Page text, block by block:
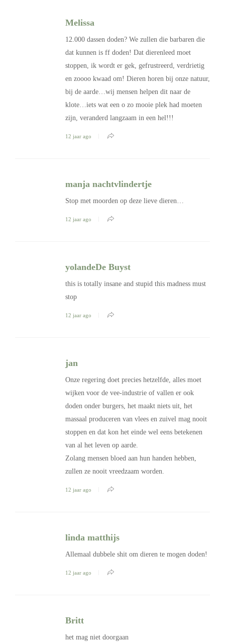
Melissa
12.000 dassen doden? We zullen die barbaren die
dat kunnen is ff doden! Dat dierenleed moet
stoppen, ik wordt er gek, gefrustreerd, verdrietig
en zoooo kwaad om! Dieren horen bij onze natuur,
bij de aarde…wij mensen helpen dit naar de
klote…iets wat een o zo mooie plek had moeten
zijn, veranderd langzaam in een hel!!!
12 jaar ago
manja nachtvlindertje
Stop met moorden op deze lieve dieren…
12 jaar ago
yolandeDe Buyst
this is totally insane and stupid this madness must
stop
12 jaar ago
jan
Onze regering doet precies hetzelfde, alles moet
wijken voor de vee-industrie of vallen er ook
doden onder burgers, het maakt niets uit, het
massaal produceren van vlees en zuivel mag nooit
stoppen en dat kon het einde wel eens betekenen
van al het leven op aarde.
Zolang mensen bloed aan hun handen hebben,
zullen ze nooit vreedzaam worden.
12 jaar ago
linda matthijs
Allemaal dubbele shit om dieren te mogen doden!
12 jaar ago
Britt
het mag niet doorgaan